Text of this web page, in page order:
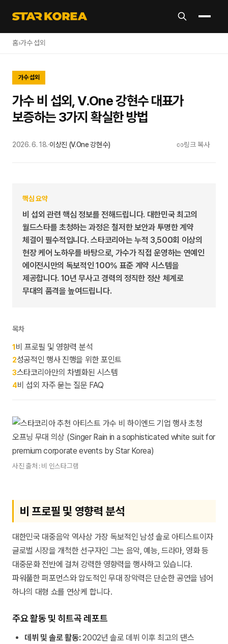
홈›가수 섭외
가수 섭외
가수 비 섭외, V.One 강현수 대표가
보증하는 3가지 확실한 방법
2026. 6. 18.·이상진 (V.One 강현수) 링크 복사
핵심 요약
비 섭외 관련 핵심 정보를 전해드립니다. 대한민국 최고의
월드스타를 초청하는 과정은 철저한 보안과 투명한 계약
체결이 필수적입니다. 스타코리아는 누적 3,500회 이상의
현장 케어 노하우를 바탕으로, 가수가 직접 운영하는 연예인
에이전시만의 독보적인 100% 표준 계약 시스템을
제공합니다. 10년 무사고 경력의 정직한 정산 체계로
무대의 품격을 높여드립니다.
목차
1 비 프로필 및 영향력 분석
2성공적인 행사 진행을 위한 포인트
3스타코리아만의 차별화된 시스템
4비 섭외 자주 묻는 질문 FAQ
사진 출처 : 비 인스타그램
비 프로필 및 영향력 분석
대한민국 대중음악 역사상 가장 독보적인 남성 솔로 아티스트이자
글로벌 시장을 개척한 선구자인 그는 음악, 예능, 드라마, 영화 등
대중문화 전반에 걸쳐 강력한 영향력을 행사하고 있습니다.
파워풀한 퍼포먼스와 압도적인 무대 장악력은 단순한 공연을 넘어
하나의 대형 쇼를 연상케 합니다.
주요 활동 및 히트곡 레포트
데뷔 및 솔로 활동:2002년 솔로 데뷔 이후 최고의 댄스